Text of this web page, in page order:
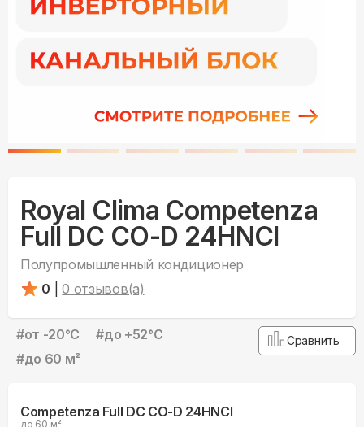
Royal Clima Competenza
Full DC CO-D 24HNCI
Полупромышленный кондиционер
0
0 отзывов(а)
#от -20°С #до +52°С
#до 60 м²
Сравнить
Competenza Full DC CO-D 24HNCI
до 60 м²